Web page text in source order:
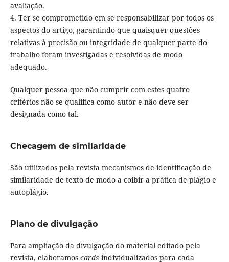
avaliação.
4. Ter se comprometido em se responsabilizar por todos os
aspectos do artigo, garantindo que quaisquer questões
relativas à precisão ou integridade de qualquer parte do
trabalho foram investigadas e resolvidas de modo
adequado.
Qualquer pessoa que não cumprir com estes quatro
critérios não se qualifica como autor e não deve ser
designada como tal.
Checagem de similaridade
São utilizados pela revista mecanismos de identificação de
similaridade de texto de modo a coibir a prática de plágio e
autoplágio.
Plano de divulgação
Para ampliação da divulgação do material editado pela
revista, elaboramos cards individualizados para cada